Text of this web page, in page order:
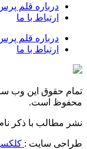
درباره قلم
ارتباط با ما
درباره قلم
ارتباط با ما
تمام حقوق این وب
محفوظ است.
نشر مطالب با ذکر
طراحی سایت :